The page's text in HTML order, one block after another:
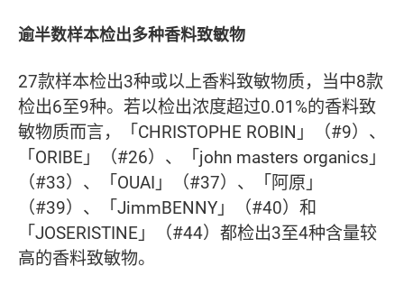
逾半数样本检出多种香料致敏物
27款样本检出3种或以上香料致敏物质，当中8款
检出6至9种。若以检出浓度超过0.01%的香料致
敏物质而言，「CHRISTOPHE ROBIN」（#9）、
「ORIBE」（#26）、「john masters organics」
（#33）、「OUAI」（#37）、「阿原」
（#39）、「JimmBENNY」（#40）和
「JOSERISTINE」（#44）都检出3至4种含量较
高的香料致敏物。